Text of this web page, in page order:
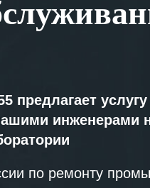
предлагает
инженерами
по ремонту